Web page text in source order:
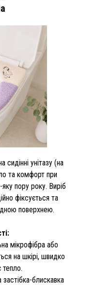
сидінні унітазу (на
та комфорт при
пору року. Виріб
фіксується та
поверхнею.
мікрофібра або
на шкірі, швидко
тепло.
застібка-блискавка